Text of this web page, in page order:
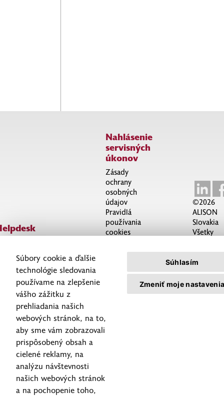
Súbory cookie a ďalšie
technológie sledovania
používame na zlepšenie
vášho zážitku z
prehliadania našich
webových stránok, na to,
aby sme vám zobrazovali
prispôsobený obsah a
cielené reklamy, na
analýzu návštevnosti
našich webových stránok
a na pochopenie toho,
Súhlasím
Zmeniť moje
pracovať
Nahlásenie
servisných
úkonov
Zásady
ochrany
osobných
údajov
Pravidlá
používania
cookies
Cookies
©2026
ALISON
Slovakia
Všetky